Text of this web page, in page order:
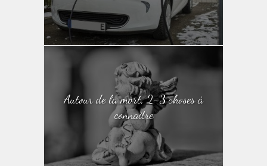
Autour de la mort, 2-3 choses à
connaitre